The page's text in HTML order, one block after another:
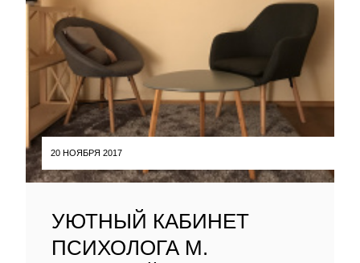
20 НОЯБРЯ 2017
УЮТНЫЙ КАБИНЕТ
ПСИХОЛОГА М.